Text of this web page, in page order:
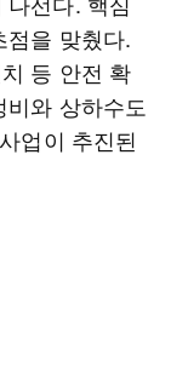
을 맞췄다.
등 안전 확
와 상하수도
업이 추진된